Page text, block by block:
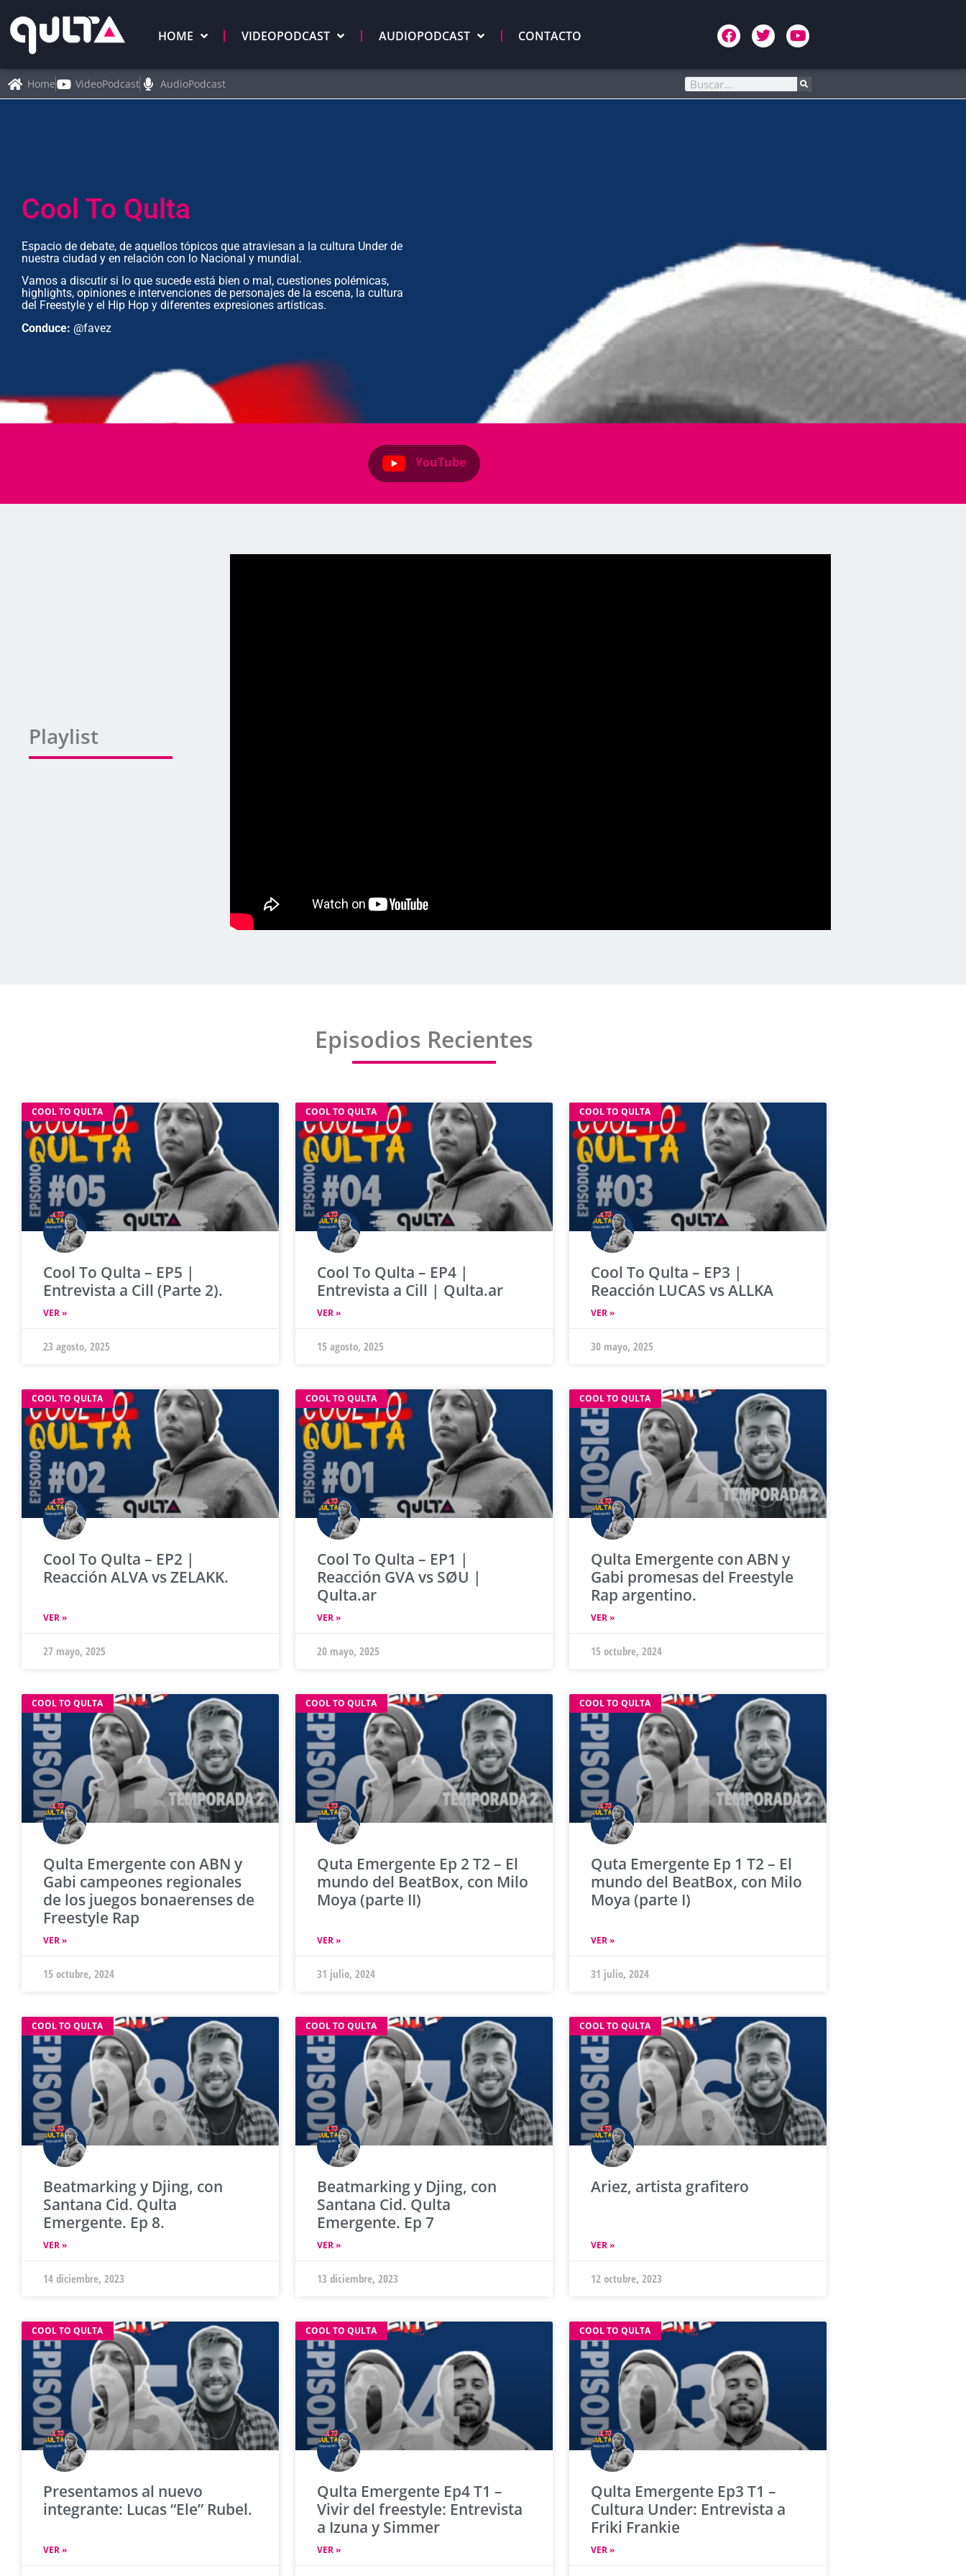
HOME VIDEOPODCAST AUDIOPODCAST CONTACTO
Home VideoPodcast AudioPodcast
Cool To Qulta
Espacio de debate, de aquellos tópicos que atraviesan a la cultura Under de
nuestra ciudad y en relación con lo Nacional y mundial.
Vamos a discutir si lo que sucede está bien o mal, cuestiones polémicas,
highlights, opiniones e intervenciones de personajes de la escena, la cultura
del Freestyle y el Hip Hop y diferentes expresiones artísticas.
Conduce: @favez
YouTube
Playlist
Episodios Recientes
COOL TO QULTA
Cool To Qulta – EP5 |
Entrevista a Cill (Parte 2).
VER »
23 agosto, 2025
COOL TO QULTA
Cool To Qulta – EP4 |
Entrevista a Cill | Qulta.ar
VER »
15 agosto, 2025
COOL TO QULTA
Cool To Qulta – EP3 |
Reacción LUCAS vs ALLKA
VER »
30 mayo, 2025
COOL TO QULTA
Cool To Qulta – EP2 |
Reacción ALVA vs ZELAKK.
VER »
27 mayo, 2025
COOL TO QULTA
Cool To Qulta – EP1 |
Reacción GVA vs SØU |
Qulta.ar
VER »
20 mayo, 2025
COOL TO QULTA
Qulta Emergente con ABN y
Gabi promesas del Freestyle
Rap argentino.
VER »
15 octubre, 2024
COOL TO QULTA
Qulta Emergente con ABN y
Gabi campeones regionales
de los juegos bonaerenses de
Freestyle Rap
VER »
15 octubre, 2024
COOL TO QULTA
Quta Emergente Ep 2 T2 – El
mundo del BeatBox, con Milo
Moya (parte II)
VER »
31 julio, 2024
COOL TO QULTA
Quta Emergente Ep 1 T2 – El
mundo del BeatBox, con Milo
Moya (parte I)
VER »
31 julio, 2024
COOL TO QULTA
Beatmarking y Djing, con
Santana Cid. Qulta
Emergente. Ep 8.
VER »
14 diciembre, 2023
COOL TO QULTA
Beatmarking y Djing, con
Santana Cid. Qulta
Emergente. Ep 7
VER »
13 diciembre, 2023
COOL TO QULTA
Ariez, artista grafitero
VER »
12 octubre, 2023
COOL TO QULTA
Presentamos al nuevo
integrante: Lucas “Ele” Rubel.
VER »
COOL TO QULTA
Qulta Emergente Ep4 T1 –
Vivir del freestyle: Entrevista
a Izuna y Simmer
VER »
COOL TO QULTA
Qulta Emergente Ep3 T1 –
Cultura Under: Entrevista a
Friki Frankie
VER »